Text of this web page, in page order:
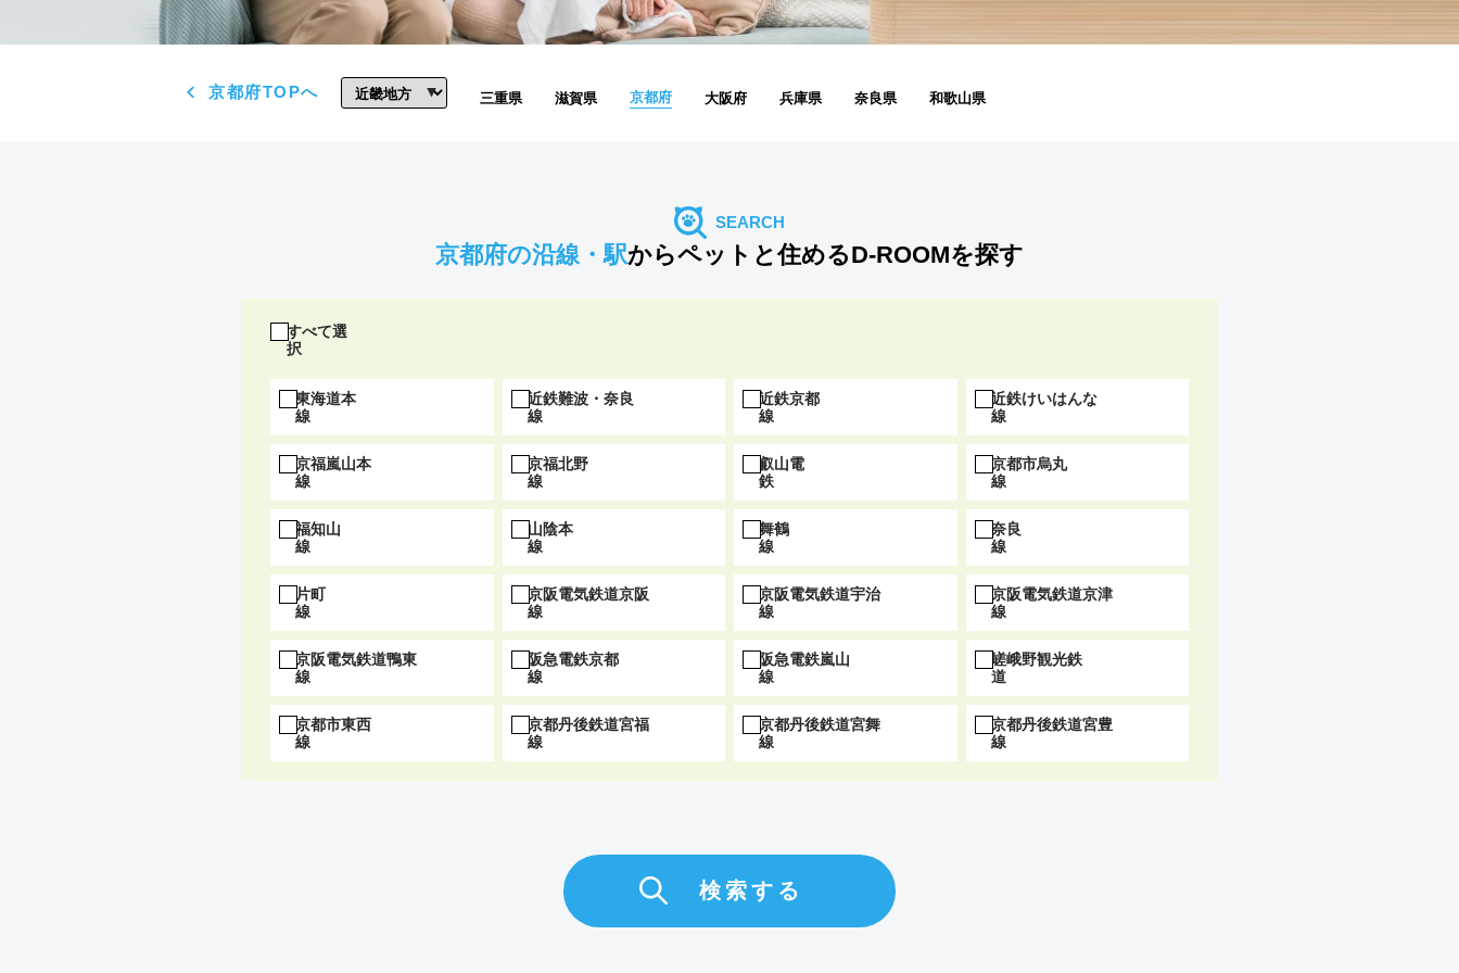
京都府TOPへ 三重県 滋賀県 京都府 大阪府 兵庫県 奈良県 和歌山県
SEARCH
京都府の沿線・駅からペットと住めるD-ROOMを探す
すべて選
択
東海道本
線
近鉄難波・奈良
線
近鉄京都
線
近鉄けいはんな
線
京福嵐山本
線
京福北野
線
叡山電
鉄
京都市烏丸
線
福知山
線
山陰本
線
舞鶴
線
奈良
線
片町
線
京阪電気鉄道京阪
線
京阪電気鉄道宇治
線
京阪電気鉄道京津
線
京阪電気鉄道鴨東
線
阪急電鉄京都
線
阪急電鉄嵐山
線
嵯峨野観光鉄
道
京都市東西
線
京都丹後鉄道宮福
線
京都丹後鉄道宮舞
線
京都丹後鉄道宮豊
線
検索する